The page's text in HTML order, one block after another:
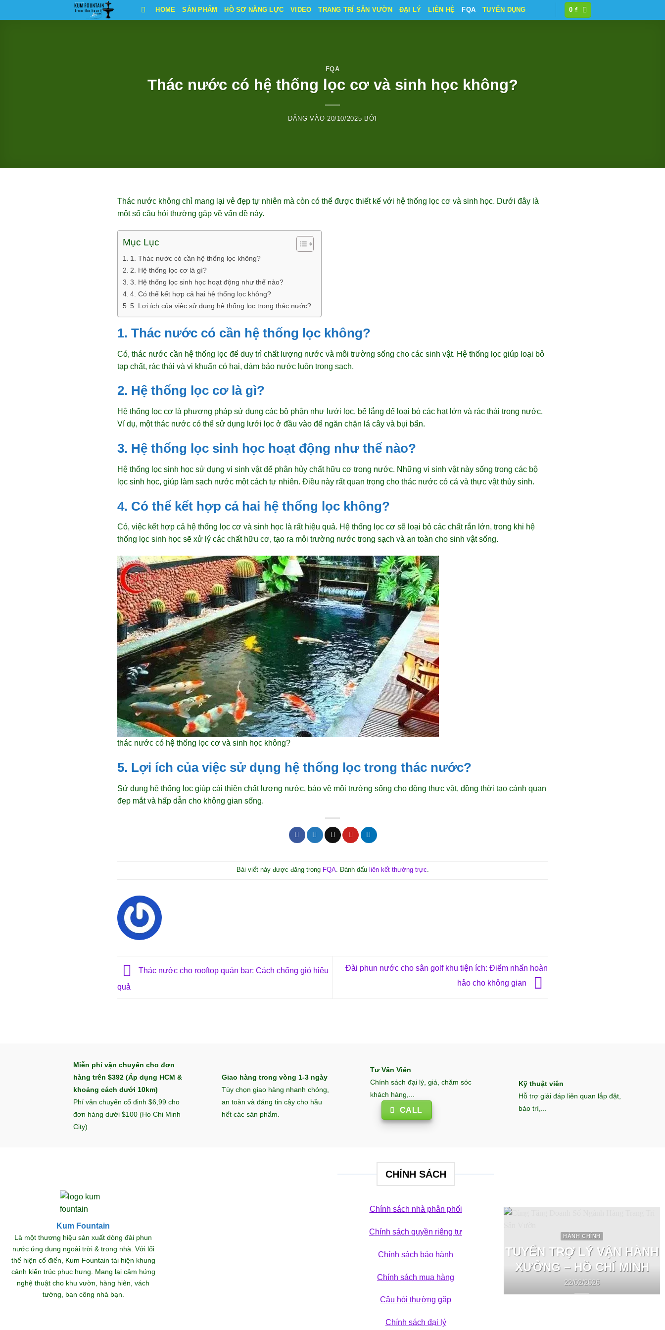
qua
HOME SẢN PHẨM HỒ SƠ NĂNG LỰC VIDEO TRANG TRÍ SÂN VƯỜN ĐẠI LÝ LIÊN HỆ FQA TUYỂN DỤNG 0₫
FQA
Thác nước có hệ thống lọc cơ và sinh học không?
ĐĂNG VÀO 20/10/2025 BỞI
Thác nước không chỉ mang lại vẻ đẹp tự nhiên mà còn có thể được thiết kế với hệ thống lọc cơ và sinh học. Dưới đây là
một số câu hỏi thường gặp về vấn đề này.
Mục Lục
1. Thác nước có cần hệ thống lọc không?
2. Hệ thống lọc cơ là gì?
3. Hệ thống lọc sinh học hoạt động như thế nào?
4. Có thể kết hợp cả hai hệ thống lọc không?
5. Lợi ích của việc sử dụng hệ thống lọc trong thác nước?
1. Thác nước có cần hệ thống lọc không?
Có, thác nước cần hệ thống lọc để duy trì chất lượng nước và môi trường sống cho các sinh vật. Hệ thống lọc giúp loại bỏ
tạp chất, rác thải và vi khuẩn có hại, đảm bảo nước luôn trong sạch.
2. Hệ thống lọc cơ là gì?
Hệ thống lọc cơ là phương pháp sử dụng các bộ phận như lưới lọc, bể lắng để loại bỏ các hạt lớn và rác thải trong nước.
Ví dụ, một thác nước có thể sử dụng lưới lọc ở đầu vào để ngăn chặn lá cây và bụi bẩn.
3. Hệ thống lọc sinh học hoạt động như thế nào?
Hệ thống lọc sinh học sử dụng vi sinh vật để phân hủy chất hữu cơ trong nước. Những vi sinh vật này sống trong các bộ
lọc sinh học, giúp làm sạch nước một cách tự nhiên. Điều này rất quan trọng cho thác nước có cá và thực vật thủy sinh.
4. Có thể kết hợp cả hai hệ thống lọc không?
Có, việc kết hợp cả hệ thống lọc cơ và sinh học là rất hiệu quả. Hệ thống lọc cơ sẽ loại bỏ các chất rắn lớn, trong khi hệ
thống lọc sinh học sẽ xử lý các chất hữu cơ, tạo ra môi trường nước trong sạch và an toàn cho sinh vật sống.
thác nước có hệ thống lọc cơ và sinh học không?
5. Lợi ích của việc sử dụng hệ thống lọc trong thác nước?
Sử dụng hệ thống lọc giúp cải thiện chất lượng nước, bảo vệ môi trường sống cho động thực vật, đồng thời tạo cảnh quan
đẹp mắt và hấp dẫn cho không gian sống.
Bài viết này được đăng trong FQA. Đánh dấu liên kết thường trực.
Thác nước cho rooftop quán bar: Cách chống gió hiệu
quả
Đài phun nước cho sân golf khu tiện ích: Điểm nhấn hoàn
hảo cho không gian
Miễn phí vận chuyển cho đơn
hàng trên $392 (Áp dụng HCM &
khoảng cách dưới 10km)
Phí vận chuyển cố định $6,99 cho
đơn hàng dưới $100 (Ho Chi Minh
City)
Giao hàng trong vòng 1-3 ngày
Tùy chọn giao hàng nhanh chóng,
an toàn và đáng tin cậy cho hầu
hết các sản phẩm.
Tư Vấn Viên
Chính sách đại lý, giá, chăm sóc
khách hàng,...
CALL
Kỹ thuật viên
Hỗ trợ giải đáp liên quan lắp đặt,
bảo trì,...
Kum Fountain
Là một thương hiệu sản xuất dòng đài phun
nước ứng dụng ngoài trời & trong nhà. Với lối
thể hiện cổ điển, Kum Fountain tái hiện khung
cảnh kiến trúc phục hưng. Mang lại cảm hứng
nghệ thuật cho khu vườn, hàng hiên, vách
tường, ban công nhà bạn.
CHÍNH SÁCH
Chính sách nhà phân phối
Chính sách quyền riêng tư
Chính sách bảo hành
Chính sách mua hàng
Câu hỏi thường gặp
Chính sách đại lý
HÀNH CHÍNH
TUYỂN TRỢ LÝ VẬN HÀNH
XƯỞNG – HỒ CHÍ MINH
22/02/2026